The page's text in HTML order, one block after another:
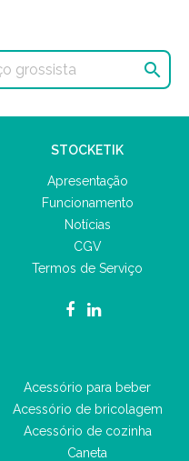

STOCKETIK
Apresentação
Funcionamento
Notícias
CGV
Termos de Serviço
Acessório para beber
Acessório de bricolagem
Acessório de cozinha
Caneta